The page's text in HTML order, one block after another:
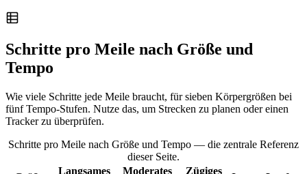
Schritte pro Meile nach Größe und
Tempo
Wie viele Schritte jede Meile braucht, für sieben Körpergrößen bei
fünf Tempo-Stufen. Nutze das, um Strecken zu planen oder einen
Tracker zu überprüfen.
Schritte pro Meile nach Größe und Tempo — die zentrale Referenz
dieser Seite.
Langsames
Moderates
Zügiges